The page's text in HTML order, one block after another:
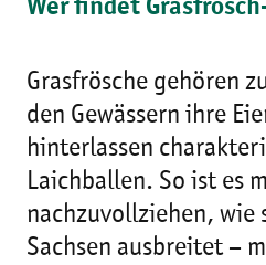
Wer findet
Grasfrösche gehören
den Gewässern ihre
hinterlassen
Laichballen. So ist es
nachzuvollziehen, wie
Sachsen ausbreitet –